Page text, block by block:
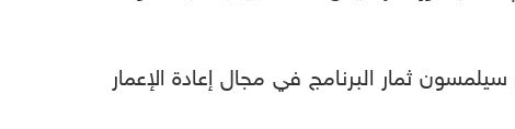
ثمار البرنامج في مجال إعادة الإعمار